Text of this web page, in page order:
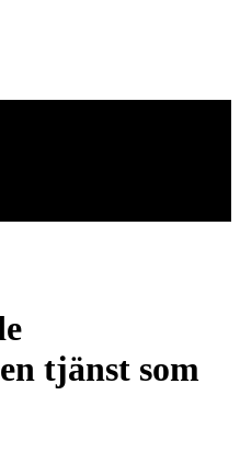
tjänst som